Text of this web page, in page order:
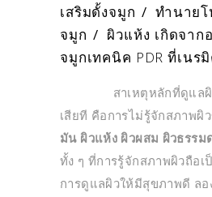
เสริมดั้งจมูก / ทำนายโ
จมูก / ผิวแห้ง เกิดจาก
จมูกเทคนิค PDR ที่เนร
สาเหตุหลักที่ดูแลผิวยั
เสียที คือการไม่รู้จักสภาพผิว
มัน ผิวแห้ง ผิวผสม ผิวธรรม
ทั้ง ๆ ที่การรู้จักสภาพผิวถือเ
การดูแลผิวให้มีสุขภาพดี ลอ